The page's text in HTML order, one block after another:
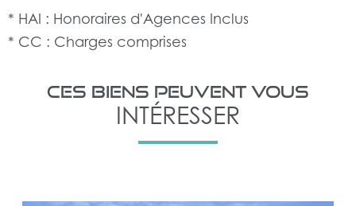
* HAI : Honoraires d'Agences Inclus
* CC : Charges comprises
CES BIENS PEUVENT VOUS
INTÉRESSER